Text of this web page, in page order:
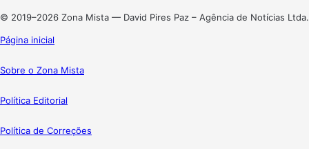
© 2019–2026 Zona Mista — David Pires Paz – Agência de Notícias Ltda.
Página inicial
Sobre o Zona Mista
Política Editorial
Política de Correções